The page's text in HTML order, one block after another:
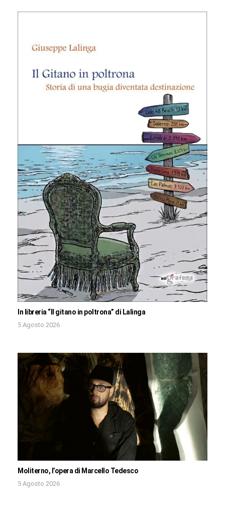
In libreria “Il gitano in poltrona” di Lalinga
5 Agosto 2026
Moliterno, l’opera di Marcello Tedesco
5 Agosto 2026